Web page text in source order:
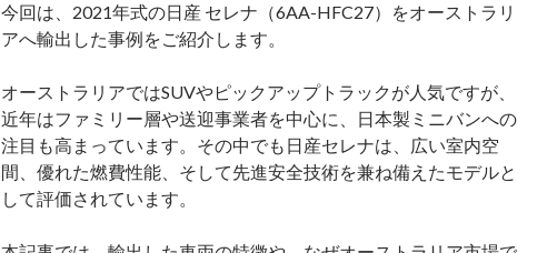
今回は、2021年式の日産 セレナ（6AA-HFC27）をオーストラリ
アへ輸出した事例をご紹介します。
オーストラリアではSUVやピックアップトラックが人気ですが、
近年はファミリー層や送迎事業者を中心に、日本製ミニバンへの
注目も高まっています。その中でも日産セレナは、広い室内空
間、優れた燃費性能、そして先進安全技術を兼ね備えたモデルと
して評価されています。